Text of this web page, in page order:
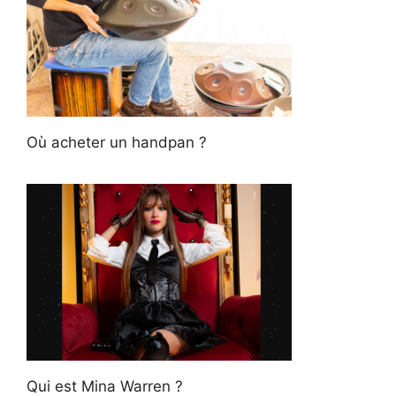
Où acheter un handpan ?
Qui est Mina Warren ?